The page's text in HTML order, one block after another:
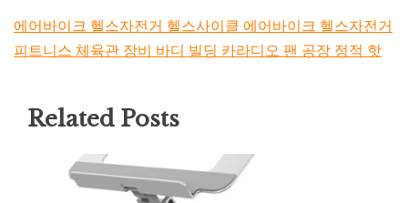
에어바이크 헬스자전거 헬스사이클 에어바이크 헬스자전거
피트니스 체육관 장비 바디 빌딩 카라디오 팬 공장 정적 핫
Related Posts